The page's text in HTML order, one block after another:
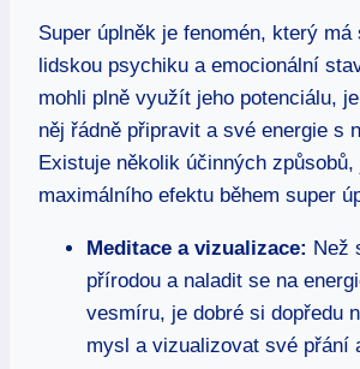
Super úplněk je fenomén, který
lidskou psychiku a emocionální
mohli plně využít jeho potenciálu,
něj řádně připravit a své energie s
Existuje několik účinných způsobů,
maximálního efektu během super
Meditace a vizualizace: Než
přírodou a naladit se na
vesmíru, je dobré si dopředu
mysl a vizualizovat své přání